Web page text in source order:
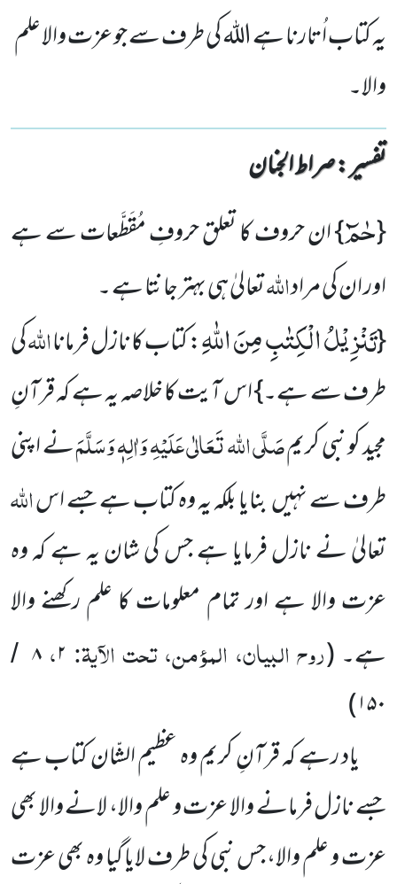
یہ کتاب اُتارنا ہے اللہ کی طرف سے جو عزت والا علم
والا۔
تفسیر : ‎صراط الجنان
{حٰمٓ} ان حروف کا تعلق حروفِ مُقَطَّعات سے ہے
اور ان کی مراداللہتعالیٰ ہی بہتر جانتا ہے ۔
{تَنْزِیْلُ الْكِتٰبِ مِنَ اللّٰهِ: کتاب کا نازل فرمانااللہکی
طرف سے ہے۔} اس آیت کا خلاصہ یہ ہے کہ قرآنِ
مجید کو نبی کریمصَلَّی اللہ تَعَالٰی عَلَیْہِ وَاٰلِہٖ وَسَلَّمَنے اپنی
طرف سے نہیں بنایا بلکہ یہ وہ کتاب ہے جسے اساللہ
تعالیٰ نے نازل فرمایا ہے جس کی شان یہ ہے کہ وہ
عزت والا ہے اور تمام معلومات کا علم رکھنے والا
ہے۔ (روح البیان، المؤمن، تحت الآیۃ: ۲،۸ /
۱۵۰)
یاد رہے کہ قرآنِ کریم وہ عظیم الشّان کتاب ہے
جسے نازل فرمانے والا عزت و علم والا، لانے والا بھی
عزت و علم والا، جس نبی کی طرف لایا گیا وہ بھی عزت